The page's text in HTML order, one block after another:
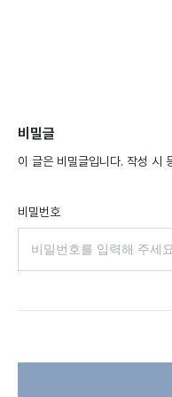
비밀글
이 글은 비밀글입니다. 작성 시
비밀번호